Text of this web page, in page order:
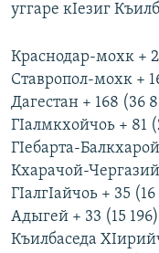
уггаре кIезиг
Краснодар-мохк +
Ставропол-мохк +
Дагестан + 168 (36
ГIалмкхойчоь + 81
ГIебарта-
Кхарачой-
ГIалгIайчоь + 35 (16
Адыгей + 33 (15 196)
Къилбаседа